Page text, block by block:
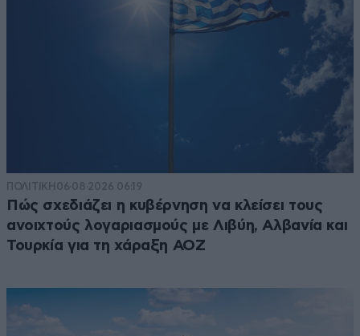
ΠΟΛΙΤΙΚΗ 06·08·2026 06:19
Πώς σχεδιάζει η κυβέρνηση να κλείσει τους
ανοιχτούς λογαριασμούς με Λιβύη, Αλβανία και
Τουρκία για τη χάραξη ΑΟΖ